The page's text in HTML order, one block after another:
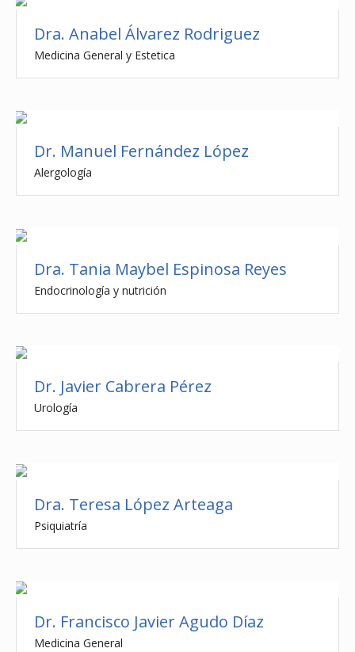
Dra. Anabel Álvarez Rodriguez
Medicina General y Estetica
Dr. Manuel Fernández López
Alergología
Dra. Tania Maybel Espinosa Reyes
Endocrinología y nutrición
Dr. Javier Cabrera Pérez
Urología
Dra. Teresa López Arteaga
Psiquiatría
Dr. Francisco Javier Agudo Díaz
Medicina General